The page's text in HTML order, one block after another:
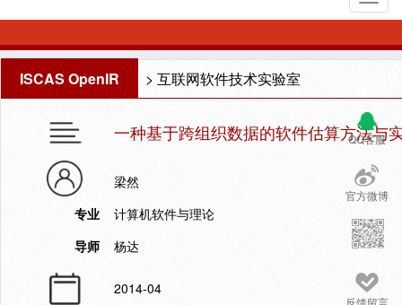
ISCAS OpenIR > 互联网软件技术实验室
QQ客服
官方微博
反馈留言
一种基于跨组织数据的软件估算方法与
梁然
专业
计算机软件与理论
导师
杨达
2014-04